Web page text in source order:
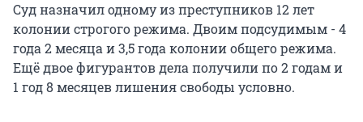
Суд назначил одному из преступников 12 лет
колонии строгого режима. Двоим подсудимым - 4
года 2 месяца и 3,5 года колонии общего режима.
Ещё двое фигурантов дела получили по 2 годам и
1 год 8 месяцев лишения свободы условно.